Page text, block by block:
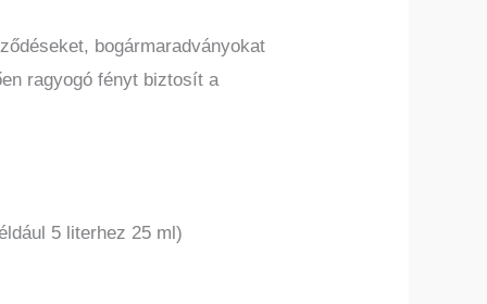
bogármaradványokat
ragyogó fényt biztosít a
5 literhez 25 ml)